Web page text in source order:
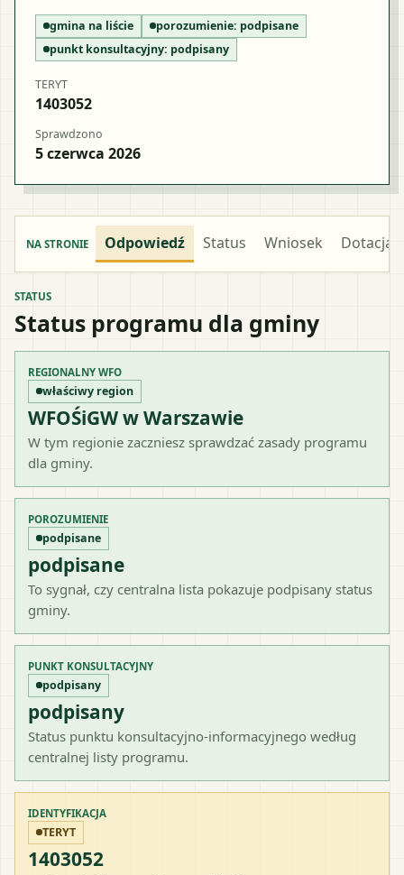
gmina na liście porozumienie: podpisane
punkt konsultacyjny: podpisany
TERYT
1403052
Sprawdzono
5 czerwca 2026
NA STRONIE Odpowiedź Status Wniosek Dotacja
STATUS
Status programu dla gminy
REGIONALNY WFO
właściwy region
WFOŚiGW w Warszawie
W tym regionie zaczniesz sprawdzać zasady programu
dla gminy.
POROZUMIENIE
podpisane
podpisane
To sygnał, czy centralna lista pokazuje podpisany status
gminy.
PUNKT KONSULTACYJNY
podpisany
podpisany
Status punktu konsultacyjno-informacyjnego według
centralnej listy programu.
IDENTYFIKACJA
TERYT
1403052